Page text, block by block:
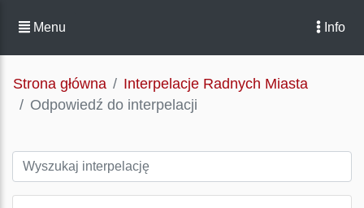
Menu Info
Strona główna
Interpelacje Radnych Miasta
Odpowiedź do interpelacji